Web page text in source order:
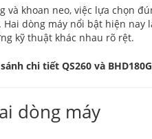
và khoan neo, việc lựa chọn
. Hai dòng máy nổi bật hiện nay
kỹ thuật khác nhau rõ rệt.
chi tiết QS260 và BHD180G
dòng máy